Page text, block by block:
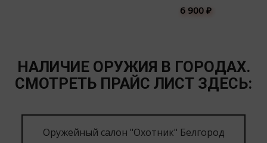
6 900 ₽
НАЛИЧИЕ ОРУЖИЯ В ГОРОДАХ.
СМОТРЕТЬ ПРАЙС ЛИСТ ЗДЕСЬ:
Оружейный салон "Охотник" Белгород